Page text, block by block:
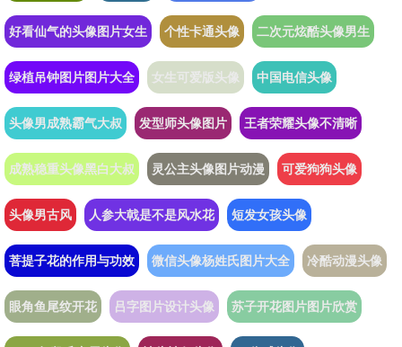
好看仙气的头像图片女生 个性卡通头像 二次元炫酷头像男生
绿植吊钟图片图片大全 女生可爱版头像 中国电信头像
头像男成熟霸气大叔 发型师头像图片 王者荣耀头像不清晰
成熟稳重头像黑白大叔 灵公主头像图片动漫 可爱狗狗头像
头像男古风 人参大戟是不是风水花 短发女孩头像
菩提子花的作用与功效 微信头像杨姓氏图片大全 冷酷动漫头像
眼角鱼尾纹开花 吕字图片设计头像 苏子开花图片图片欣赏